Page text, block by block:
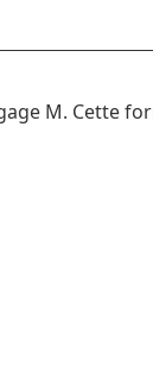
M. Cette